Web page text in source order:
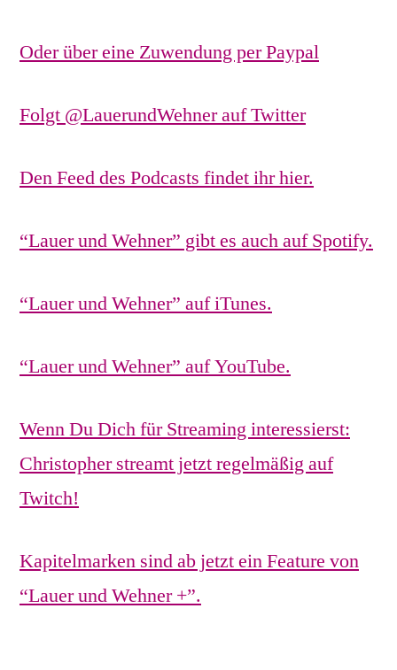
Oder über eine Zuwendung per Paypal
Folgt @LauerundWehner auf Twitter
Den Feed des Podcasts findet ihr hier.
“Lauer und Wehner” gibt es auch auf Spotify.
“Lauer und Wehner” auf iTunes.
“Lauer und Wehner” auf YouTube.
Wenn Du Dich für Streaming interessierst:
Christopher streamt jetzt regelmäßig auf
Twitch!
Kapitelmarken sind ab jetzt ein Feature von
“Lauer und Wehner +”.